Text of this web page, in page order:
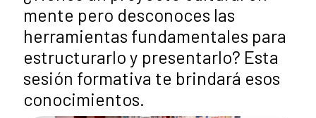
mente pero desconoces las
herramientas fundamentales para
estructurarlo y presentarlo? Esta
sesión formativa te brindará esos
conocimientos.